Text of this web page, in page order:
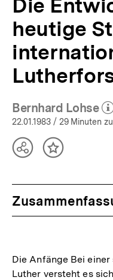
Die
heutige
Bernhard Lohse
(Mehr
22.01.1983 / 29 Minuten
TeilenInhalt
Die Anfänge Bei
Luther versteht es